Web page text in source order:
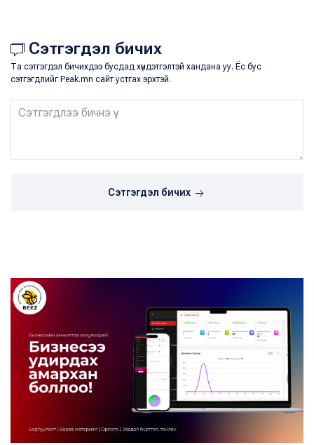
Сэтгэгдэл бичих
Та сэтгэгдэл бичихдээ бусдад хүндэтгэлтэй хандана уу. Ёс бус
сэтгэгдлийг Peak.mn сайт устгах эрхтэй.
Сэтгэгдэл бичих